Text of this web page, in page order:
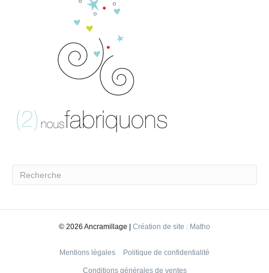
© 2026 Ancramillage | Création de site : Matho
Mentions légales Politique de confidentialité
Conditions générales de ventes